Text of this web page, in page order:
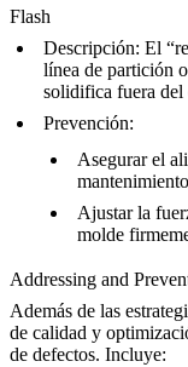
Flash
Descripción: El
línea de partición
solidifica fuera del
Prevención:
Asegurar el
Ajustar la
molde
Addressing and
Además de las
de calidad y
de defectos. Incluye: